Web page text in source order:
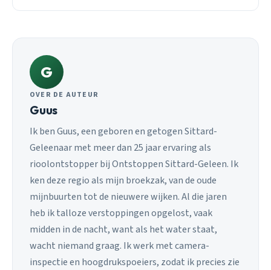
G
OVER DE AUTEUR
Guus
Ik ben Guus, een geboren en getogen Sittard-
Geleenaar met meer dan 25 jaar ervaring als
rioolontstopper bij Ontstoppen Sittard-Geleen. Ik
ken deze regio als mijn broekzak, van de oude
mijnbuurten tot de nieuwere wijken. Al die jaren
heb ik talloze verstoppingen opgelost, vaak
midden in de nacht, want als het water staat,
wacht niemand graag. Ik werk met camera-
inspectie en hoogdrukspoeiers, zodat ik precies zie